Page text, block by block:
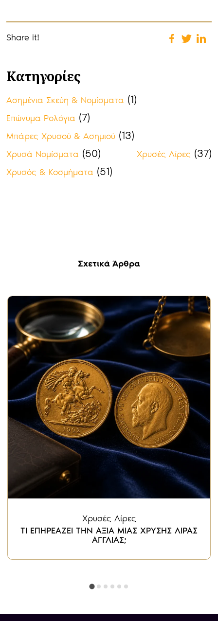
Share it!
Κατηγορίες
Ασημένια Σκεύη & Νομίσματα (1)
Επώνυμα Ρολόγια (7)
Μπάρες Χρυσού & Ασημιού (13)
Χρυσά Νομίσματα (50) Χρυσές Λίρες (37)
Χρυσός & Κοσμήματα (51)
Σχετικά Άρθρα
Χρυσές Λίρες
ΤΙ ΕΠΗΡΕΑΖΕΙ ΤΗΝ ΑΞΙΑ ΜΙΑΣ ΧΡΥΣΗΣ ΛΙΡΑΣ
ΑΓΓΛΙΑΣ;